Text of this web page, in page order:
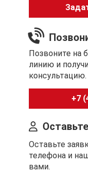
Позвоните на
линию и
консультацию.
+7
Оставьте
телефона и
вами.